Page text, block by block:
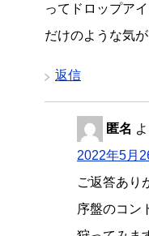
ってドロップア
だけのような気が
返信
匿名
2022年5月
ご返答あり
序盤のコン